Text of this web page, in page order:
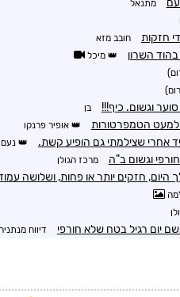
מתנאל
חזקות חובב מזא
השרון מיכל
וגשום. כיף!!! בן
למעט הטמפרטורות אופיר פרנקו
אחרי שצילמתי גם הופיע קשת. נעם
וגשום ב"ה מרכז הגולן
חזקים יותר או פחות, ושלושה
יום רגיל בטח שלא חורפי דיווח מנתניה